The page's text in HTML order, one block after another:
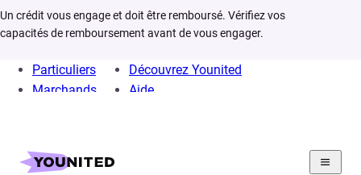
Un crédit vous engage et doit être remboursé. Vérifiez vos
capacités de remboursement avant de vous engager.
Particuliers
Marchands
Découvrez Younited
Aide
Home
Calculs
Taux emprunt travaux